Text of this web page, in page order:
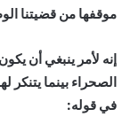
موقفها من قضيتنا
إنه لأمر ينبغي أن
الصحراء بينما يتنكر
في قوله: